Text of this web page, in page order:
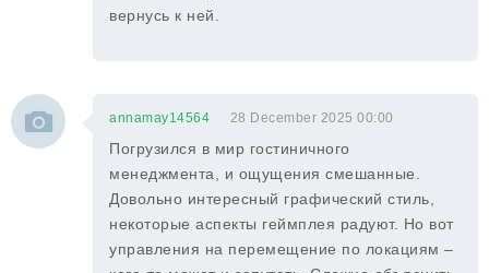
вернусь к ней.
annamay14564 28 December 2025 00:00
Погрузился в мир гостиничного
менеджмента, и ощущения смешанные.
Довольно интересный графический стиль,
некоторые аспекты геймплея радуют. Но вот
управления на перемещение по локациям –